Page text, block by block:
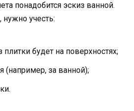
понадобится эскиз ванной.
нужно учесть:
плитки будет на поверхностях;
(например, за ванной);